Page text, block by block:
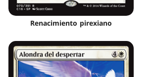
Renacimiento pirexiano